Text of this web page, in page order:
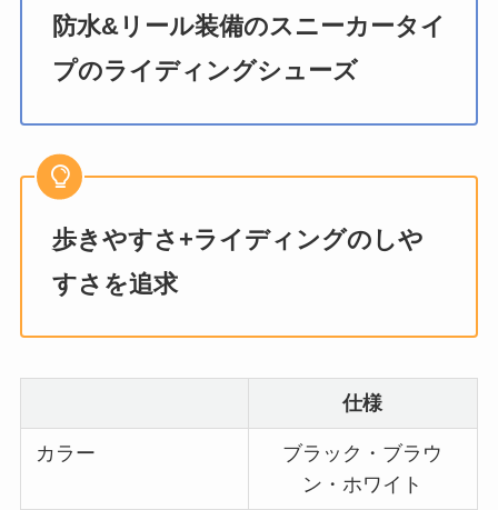
防水&リール装備のスニーカータイ
プのライディングシューズ
歩きやすさ+ライディングのしや
すさを追求
仕様
カラー
ブラック・ブラウ
ン・ホワイト